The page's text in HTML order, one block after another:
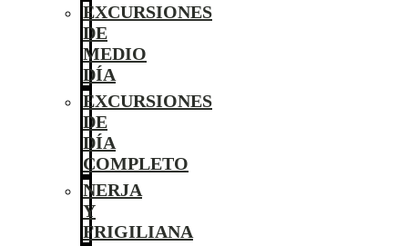
EXCURSIONES
DE
MEDIO
DÍA
EXCURSIONES
DE
DÍA
COMPLETO
NERJA
Y
FRIGILIANA